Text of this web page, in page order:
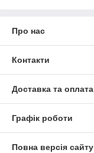
Про нас
Контакти
Доставка та оплата
Графік роботи
Повна версія сайту